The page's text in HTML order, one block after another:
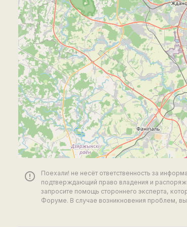
error_outline
Поехали! не несёт ответственность за
подтверждающий право владения и
запросите помощь стороннего эксперта,
Форуме. В случае возникновения проблем,